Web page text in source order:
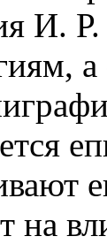
И.
а
на